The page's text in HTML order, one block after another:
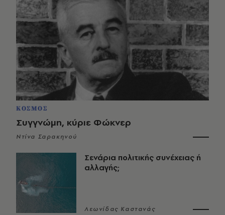
ΚΟΣΜΟΣ
Συγγνώμη, κύριε Φώκνερ
Ντίνα Σαρακηνού
Σενάρια πολιτικής συνέχειας ή
αλλαγής;
Λεωνίδας Καστανάς